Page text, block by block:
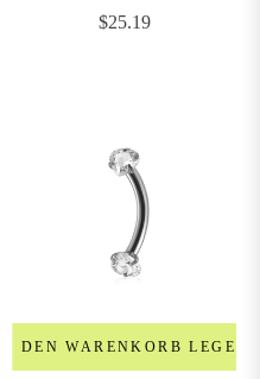
Regulärer
$25.19
IN DEN WARENKORB LEGEN